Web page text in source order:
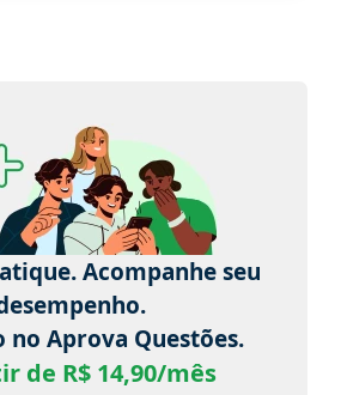
Acompanhe seu
no Aprova Questões.
de R$ 14,90/mês